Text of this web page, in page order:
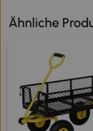
Ähnliche